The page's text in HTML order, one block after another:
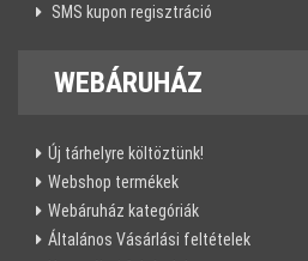
SMS kupon regisztráció
WEBÁRUHÁZ
Új tárhelyre költöztünk!
Webshop termékek
Webáruház kategóriák
Általános Vásárlási feltételek